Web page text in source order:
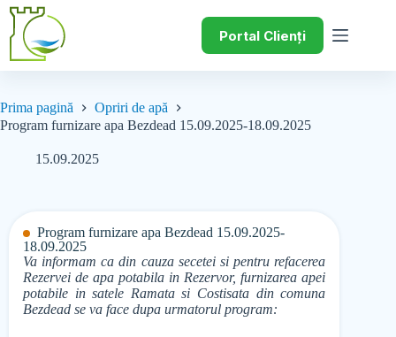
Portal Clienți
Prima pagină
Opriri de apă
Program furnizare apa Bezdead 15.09.2025-18.09.2025
15.09.2025
Program furnizare apa Bezdead 15.09.2025-
18.09.2025
Va informam ca din cauza secetei si pentru refacerea
Rezervei de apa potabila in Rezervor, furnizarea apei
potabile in satele Ramata si Costisata din comuna
Bezdead se va face dupa urmatorul program: